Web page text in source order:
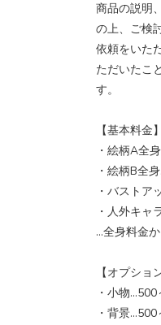
商品の説明
の上、ご検
依頼をいた
ただいたこ
す。
【基本料金】
・絵柄A全
・絵柄B全
・バストア
・人外キャ
…全身料金
【オプショ
・小物
・背景